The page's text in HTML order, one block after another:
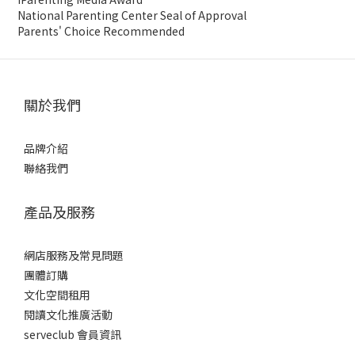
National Parenting Center Seal of Approval
Parents' Choice Recommended
關於我們
品牌介紹
聯絡我們
產品及服務
網店服務及常見問題
團體訂購
文化空間租用
閱讀文化推廣活動
serveclub 會員資訊